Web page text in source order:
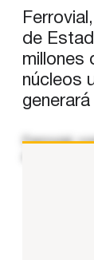
de
millones
núcleos
Ferrovial,